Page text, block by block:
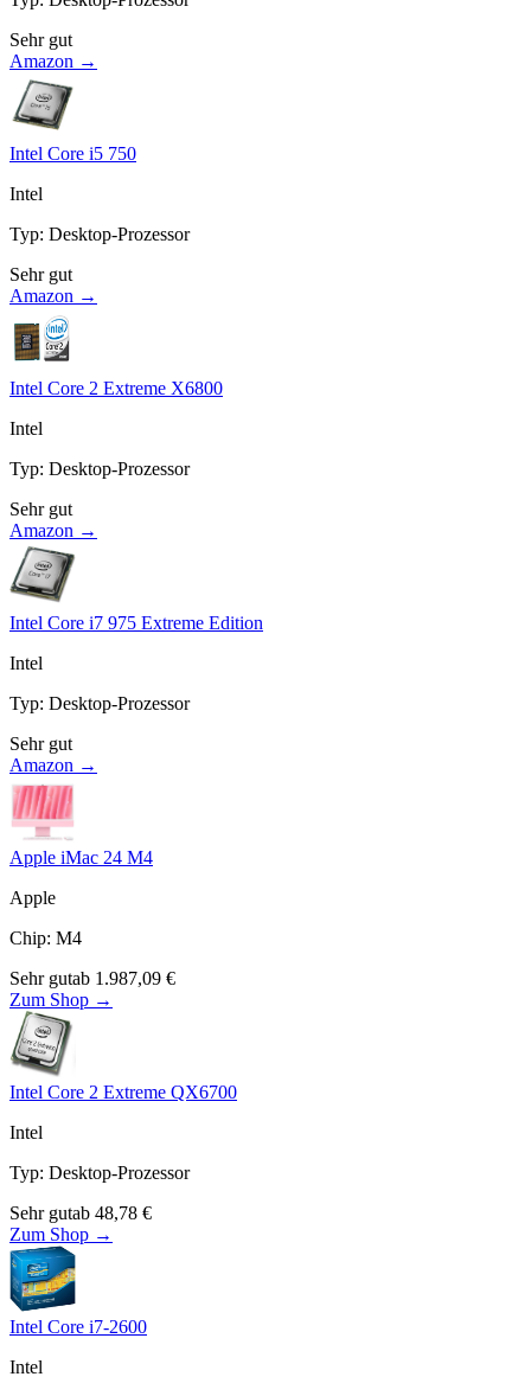
Sehr gut
Amazon →
Intel Core i5 750
Intel
Typ: Desktop-Prozessor
Sehr gut
Amazon →
Intel Core 2 Extreme X6800
Intel
Typ: Desktop-Prozessor
Sehr gut
Amazon →
Intel Core i7 975 Extreme Edition
Intel
Typ: Desktop-Prozessor
Sehr gut
Amazon →
Apple iMac 24 M4
Apple
Chip: M4
Sehr gutab 1.987,09 €
Zum Shop →
Intel Core 2 Extreme QX6700
Intel
Typ: Desktop-Prozessor
Sehr gutab 48,78 €
Zum Shop →
Intel Core i7-2600
Intel